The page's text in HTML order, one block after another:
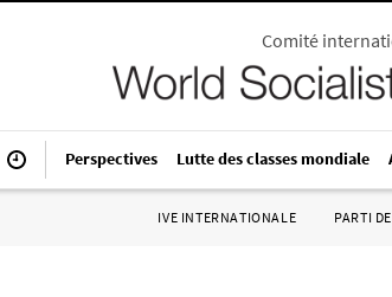
Comité
Perspectives Lutte des classes mondiale
IVE INTERNATIONALE PARTI